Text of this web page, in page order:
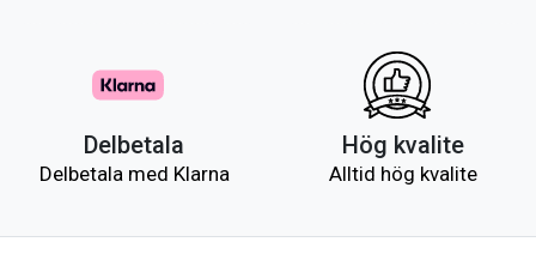
Delbetala
Delbetala med Klarna
Hög kvalite
Alltid hög kvalite